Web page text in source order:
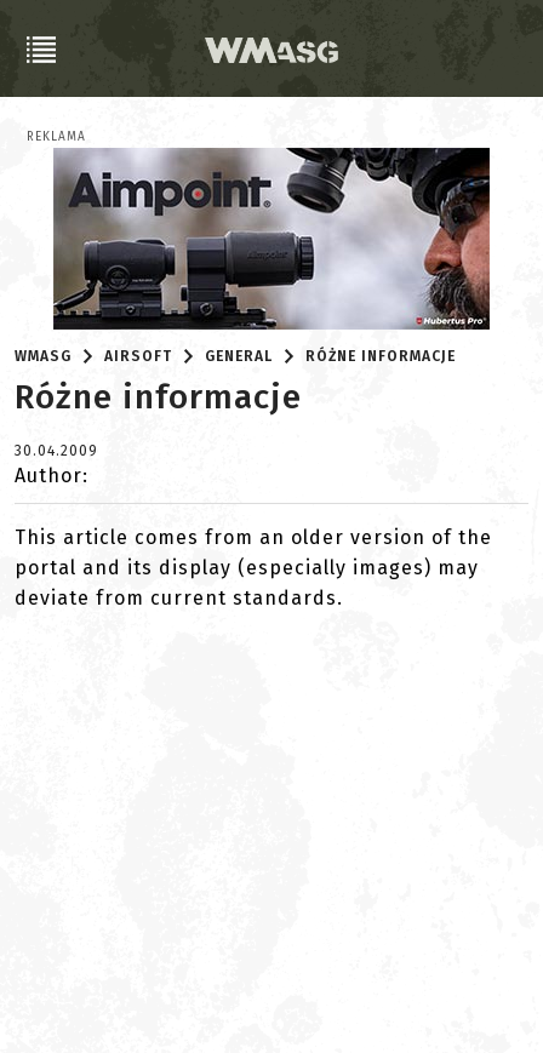
REKLAMA
WMASG AIRSOFT GENERAL RÓŻNE INFORMACJE
Różne informacje
30.04.2009
Author:
This article comes from an older version of the
portal and its display (especially images) may
deviate from current standards.